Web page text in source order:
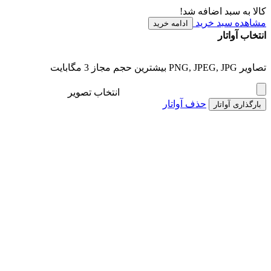
کالا به سبد اضافه شد!
مشاهده سبد خرید
ادامه خرید
انتخاب آواتار
تصاویر PNG, JPEG, JPG بیشترین حجم مجاز 3 مگابایت
انتخاب تصویر
بارگذاری آواتار حذف آواتار